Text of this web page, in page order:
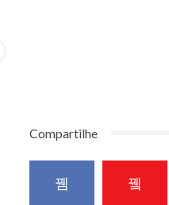
Compartilhe